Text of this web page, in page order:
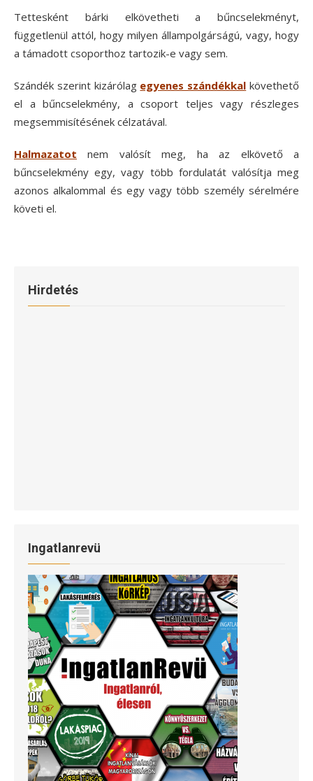
Tettesként bárki elkövetheti a bűncselekményt,
függetlenül attól, hogy milyen állampolgárságú, vagy, hogy
a támadott csoporthoz tartozik-e vagy sem.
Szándék szerint kizárólag egyenes szándékkal követhető
el a bűncselekmény, a csoport teljes vagy részleges
megsemmisítésének célzatával.
Halmazatot
nem valósít meg, ha az elkövető a
bűncselekmény egy, vagy több fordulatát valósítja meg
azonos alkalommal és egy vagy több személy sérelmére
követi el.
Hirdetés
Ingatlanrevü